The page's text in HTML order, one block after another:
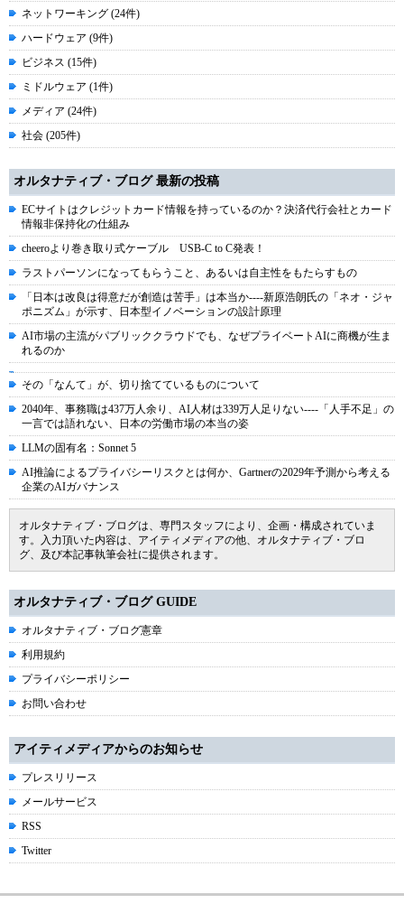
ネットワーキング (24件)
ハードウェア (9件)
ビジネス (15件)
ミドルウェア (1件)
メディア (24件)
社会 (205件)
オルタナティブ・ブログ 最新の投稿
ECサイトはクレジットカード情報を持っているのか？決済代行会社とカード
情報非保持化の仕組み
cheeroより巻き取り式ケーブル USB-C to C発表！
ラストパーソンになってもらうこと、あるいは自主性をもたらすもの
「日本は改良は得意だが創造は苦手」は本当か----新原浩朗氏の「ネオ・ジャ
ポニズム」が示す、日本型イノベーションの設計原理
AI市場の主流がパブリッククラウドでも、なぜプライベートAIに商機が生ま
れるのか
その「なんて」が、切り捨てているものについて
2040年、事務職は437万人余り、AI人材は339万人足りない----「人手不足」の
一言では語れない、日本の労働市場の本当の姿
LLMの固有名：Sonnet 5
AI推論によるプライバシーリスクとは何か、Gartnerの2029年予測から考える
企業のAIガバナンス
オルタナティブ・ブログは、専門スタッフにより、企画・構成されていま
す。入力頂いた内容は、アイティメディアの他、オルタナティブ・ブロ
グ、及び本記事執筆会社に提供されます。
オルタナティブ・ブログ GUIDE
オルタナティブ・ブログ憲章
利用規約
プライバシーポリシー
お問い合わせ
アイティメディアからのお知らせ
プレスリリース
メールサービス
RSS
Twitter